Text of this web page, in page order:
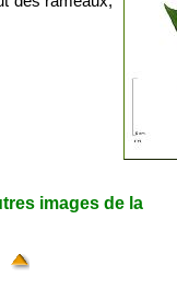
images de la